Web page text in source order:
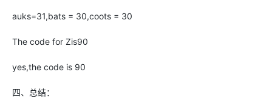
auks=31,bats = 30,coots = 30
The code for Zis90
yes,the code is 90
四、总结：